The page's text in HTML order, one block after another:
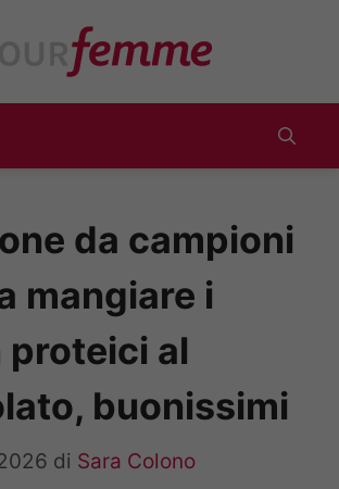
da campioni
mangiare i
al
buonissimi
di Sara Colono